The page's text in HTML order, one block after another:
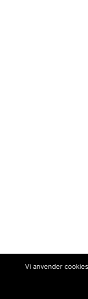
Vi anvender